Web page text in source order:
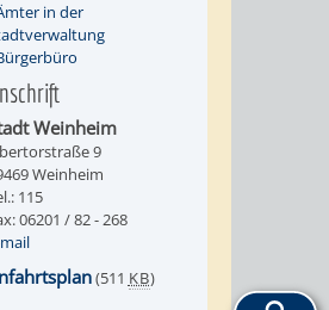
in der
Weinheim
9
Weinheim
115
06201 / 82 - 268
(511 KB)